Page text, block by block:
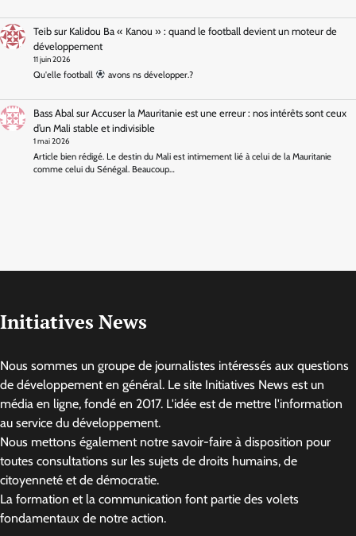
Teibsur Kalidou Ba « Kanou » : quand le football devient un moteur de
développement
11 juin 2026
Qu'elle football avons ns développer.?
Bass Abal sur Accuser la Mauritanie est une erreur : nos intérêts sont ceux
d’un Mali stable et indivisible
1 mai 2026
Article bien rédigé. Le destin du Mali est intimement lié à celui de la Mauritanie
comme celui du Sénégal. Beaucoup…
Initiatives News
Nous sommes un groupe de journalistes intéressés aux questions
de développement en général. Le site Initiatives News est un
média en ligne, fondé en 2017. L'idée est de mettre l'information
au service du développement.
Nous mettons également notre savoir-faire à disposition pour
toutes consultations sur les sujets de droits humains, de
citoyenneté et de démocratie.
La formation et la communication font partie des volets
fondamentaux de notre action.